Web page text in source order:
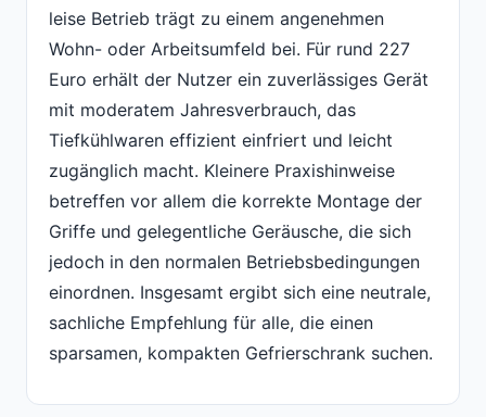
leise Betrieb trägt zu einem angenehmen
Wohn- oder Arbeitsumfeld bei. Für rund 227
Euro erhält der Nutzer ein zuverlässiges Gerät
mit moderatem Jahresverbrauch, das
Tiefkühlwaren effizient einfriert und leicht
zugänglich macht. Kleinere Praxishinweise
betreffen vor allem die korrekte Montage der
Griffe und gelegentliche Geräusche, die sich
jedoch in den normalen Betriebsbedingungen
einordnen. Insgesamt ergibt sich eine neutrale,
sachliche Empfehlung für alle, die einen
sparsamen, kompakten Gefrierschrank suchen.